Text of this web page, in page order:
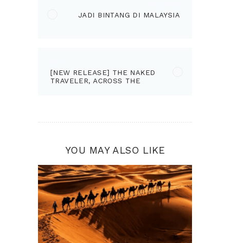
JADI BINTANG DI MALAYSIA
post:
[NEW RELEASE] THE NAKED
TRAVELER, ACROSS THE
YOU MAY ALSO LIKE